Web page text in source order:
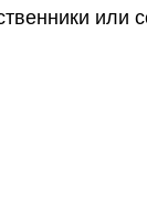
или